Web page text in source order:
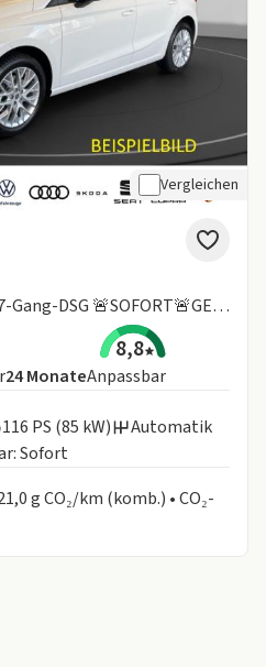
Vergleichen
FR 1.0 TSI 85 kW (116 PS) 7-Gang-DSG 🚨SOFORT🚨GEWERBE🚨MEGADEAL🚨
8,8
Laufzeit
24MonateAnpassbar
116 PS (85 kW)
Automatik
Sofort
g CO₂/km (komb.) • CO₂-